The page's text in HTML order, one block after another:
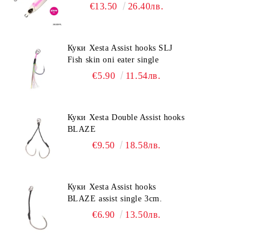
€13.50 26.40лв.
Куки Xesta Assist hooks SLJ
Fish skin oni eater single
€5.90 11.54лв.
Куки Xesta Double Assist hooks
BLAZE
€9.50 18.58лв.
Куки Xesta Assist hooks
BLAZE assist single 3cm.
€6.90 13.50лв.